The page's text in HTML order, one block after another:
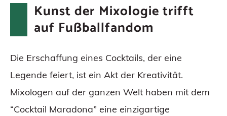
Kunst der Mixologie trifft
auf Fußballfandom
Die Erschaffung eines Cocktails, der eine
Legende feiert, ist ein Akt der Kreativität.
Mixologen auf der ganzen Welt haben mit dem
“Cocktail Maradona” eine einzigartige